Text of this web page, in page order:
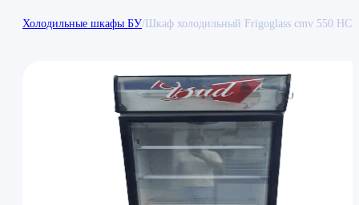
Холодильные шкафы БУ/ Шкаф холодильный Frigoglass cmv 550 HC